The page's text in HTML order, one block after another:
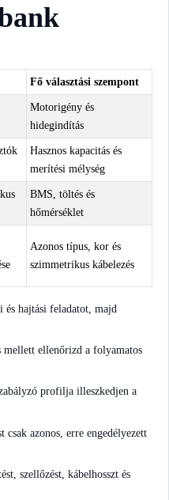
Fő választási szempont
Motorigény és
hidegindítás
Hasznos kapacitás és
merítési mélység
BMS, töltés és
hőmérséklet
Azonos típus, kor és
szimmetrikus kábelezés
és hajtási feladatot, majd
mellett ellenőrizd a folyamatos
profilja illeszkedjen a
csak azonos, erre engedélyezett
szellőzést, kábelhosszt és